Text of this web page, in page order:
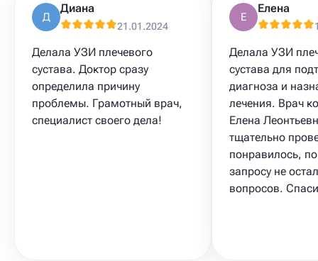
Д
Диана
21.01.2024
Делала УЗИ плечевого
сустава. Доктор сразу
определила причину
проблемы. Грамотный врач,
специалист своего дела!
Е
Елена
Делала УЗИ
сустава для
диагноза и
лечения. Врач
Елена
тщательно
понравилось,
запросу не
вопросов.